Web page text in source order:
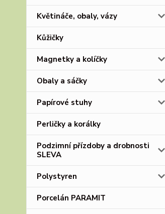
Květináče, obaly, vázy
Kůžičky
Magnetky a kolíčky
Obaly a sáčky
Papírové stuhy
Perličky a korálky
Podzimní přízdoby a drobnosti
SLEVA
Polystyren
Porcelán PARAMIT